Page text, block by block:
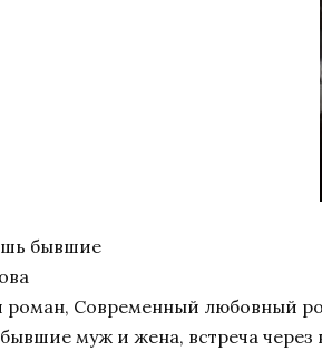
бывшие
роман, Современный любовный
бывшие муж и жена, встреча